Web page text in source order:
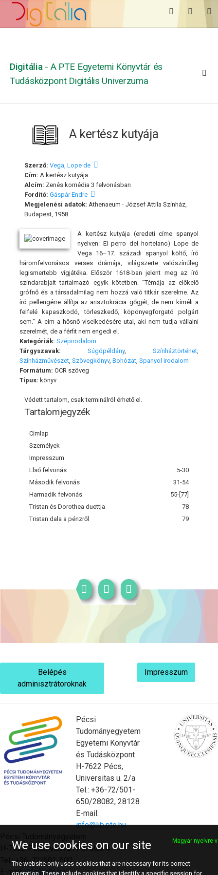
Digitália - A PTE Egyetemi Könyvtár és
Tudásközpont Digitális Univerzuma
A kertész kutyája
Szerző: Vega, Lope de
Cím: A kertész kutyája
Alcím: Zenés komédia 3 felvonásban
Fordító: Gáspár Endre
Megjelenési adatok: Athenaeum - József Attila Színház,
Budapest, 1958.
A kertész kutyája (eredeti címe spanyol
nyelven: El perro del hortelano) Lope de
Vega 16–17. századi spanyol költő, író
háromfelvonásos verses drámája, világszerte valószínűleg
legismertebb vígjátéka. Először 1618-ban jelent meg az író
színdarabjait tartalmazó egyik kötetben. "Témája az előkelő
grófnő és a társadalmilag nem hozzá való titkár szerelme. Az
író pellengérre állítja az arisztokrácia gőgjét, de nem kíméli a
felfelé kapaszkodó, törleszkedő, köpönyegforgató polgárt
sem." A cím a hősnő viselkedésére utal, aki nem tudja vállalni
szerelmét, de a férfit nem engedi el.
Kategóriák: Szépirodalom
Tárgyszavak:
Súgópéldány, Színháztörténet
Színházművészet Szövegkönyv, Bohózat Spanyol irodalom
Formátum: OCR szöveg
Típus: könyv
Védett tartalom, csak terminálról érhető el.
Tartalomjegyzék
Címlap
Személyek
Impresszum
Első felvonás
5-30
Második felvonás
31-54
Harmadik felvonás
55-[77]
Tristan és Dorothea duettja
78
Tristan dala a pénzről
79
Belépés
adminisztrátoroknak
Impresszum
Pécsi
Tudományegyetem
Egyetemi Könyvtár
és Tudásközpont
H-7622 Pécs,
Universitas u. 2/a
Tel.: +36-72/501-
650/28082, 28128
E-mail:
info@lib.pte.hu
H-7622 Pécs, Vasvári Pál utca 4.
Tel.: +36-72/501-500
E-mail:info@pte.hu
We use cookies on our site Magyar nyelvre
The website only uses cookies that are necessary for its correct
operation. These include cookies that identify a specific session for